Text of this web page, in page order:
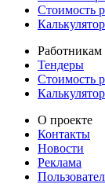
Стоимость
Работникам
Тендеры
Стоимость
О проекте
Контакты
Новости
Реклама